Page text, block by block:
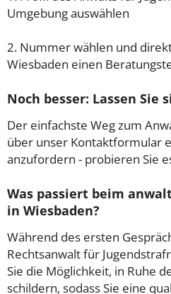
Umgebung auswählen
2. Nummer wählen und
Wiesbaden einen
Noch besser: Lassen Sie
Der einfachste Weg zum
über unser Kontaktformular
anzufordern - probieren Sie
Was passiert beim
in Wiesbaden?
Während des ersten
Rechtsanwalt für
Sie die Möglichkeit, in Ruhe
schildern, sodass Sie eine